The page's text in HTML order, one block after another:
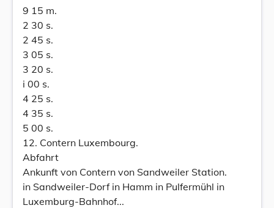
9 15 m.
2 30 s.
2 45 s.
3 05 s.
3 20 s.
i 00 s.
4 25 s.
4 35 s.
5 00 s.
12. Contern Luxembourg.
Abfahrt
Ankunft von Contern von Sandweiler Station.
in Sandweiler-Dorf in Hamm in Pulfermühl in
Luxemburg-Bahnhof...